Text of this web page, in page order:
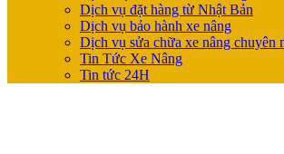
Dịch vụ đặt hàng từ Nhật Bản
Dịch vụ bảo hành xe nâng
Dịch vụ sửa chữa xe nâng chuyên
Tin Tức Xe Nâng
Tin tức 24H